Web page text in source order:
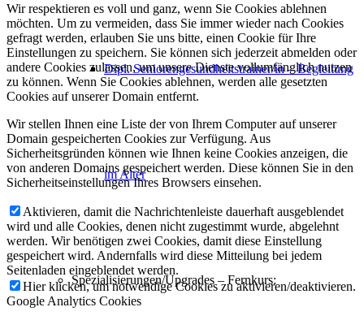
Dipl. Seniorengesundheitstrainer/in – Begleitung
im Alter
Spezialisierungen/Upgrades – Fernkurs:
Wir respektieren es voll und ganz, wenn Sie Cookies ablehnen
möchten. Um zu vermeiden, dass Sie immer wieder nach Cookies
gefragt werden, erlauben Sie uns bitte, einen Cookie für Ihre
Einstellungen zu speichern. Sie können sich jederzeit abmelden oder
andere Cookies zulassen, um unsere Dienste vollumfänglich nutzen
zu können. Wenn Sie Cookies ablehnen, werden alle gesetzten
Cookies auf unserer Domain entfernt.
Wir stellen Ihnen eine Liste der von Ihrem Computer auf unserer
Domain gespeicherten Cookies zur Verfügung. Aus
Sicherheitsgründen können wie Ihnen keine Cookies anzeigen, die
von anderen Domains gespeichert werden. Diese können Sie in den
Sicherheitseinstellungen Ihres Browsers einsehen.
Aktivieren, damit die Nachrichtenleiste dauerhaft ausgeblendet
wird und alle Cookies, denen nicht zugestimmt wurde, abgelehnt
werden. Wir benötigen zwei Cookies, damit diese Einstellung
gespeichert wird. Andernfalls wird diese Mitteilung bei jedem
Seitenladen eingeblendet werden.
Hier klicken, um notwendige Cookies zu aktivieren/deaktivieren.
Google Analytics Cookies